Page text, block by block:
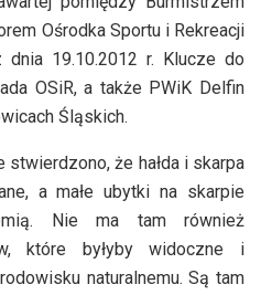
Ośrodka Sportu i Rekreacji
19.10.2012 r. Klucze do
OSiR, a także PWiK Delfin
Śląskich.
że hałda i skarpa
a małe ubytki na skarpie
Nie ma tam również
które byłyby widoczne i
naturalnemu. Są tam